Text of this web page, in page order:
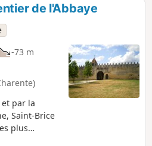
de l'Abbaye
-73 m
et par la
Saint-Brice
plus